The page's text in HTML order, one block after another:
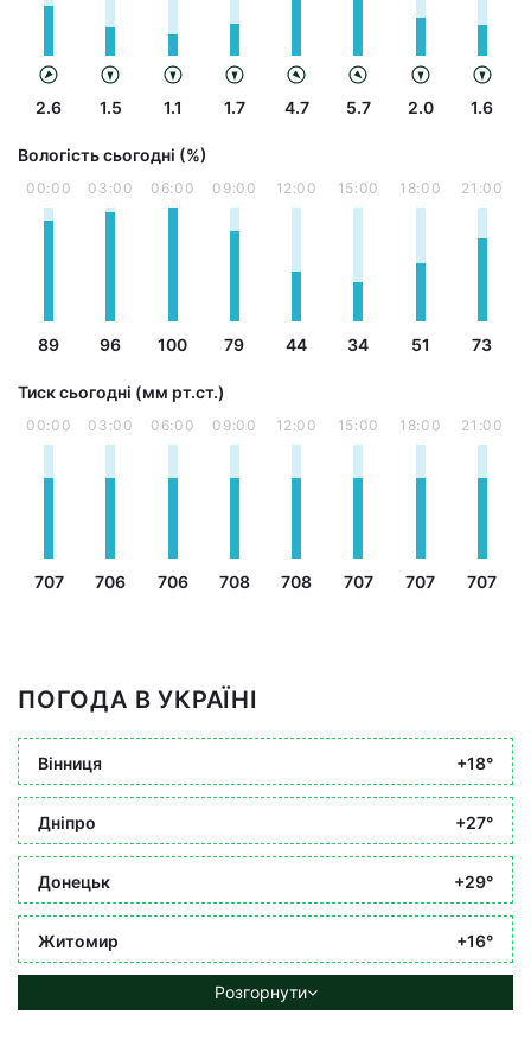
2.6 1.5 1.1 1.7 4.7 5.7 2.0 1.6
Вологість сьогодні (%)
00:00
89
03:00
96
06:00
100
09:00
79
12:00
44
15:00
34
18:00
51
21:00
73
Тиск сьогодні (мм рт.ст.)
00:00
707
03:00
706
06:00
706
09:00
708
12:00
708
15:00
707
18:00
707
21:00
707
ПОГОДА В УКРАЇНІ
Вінниця +18°
Дніпро +27°
Донецьк +29°
Житомир +16°
Розгорнути